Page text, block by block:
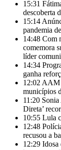
15:31
descoberta
15:14
pandemia
14:48 Com
comemora
líder
14:34
ganha
12:02 AAM
municípios
11:20 Sonia
Direta’
10:55 Lula
12:48
recusou a
12:29 Idosa